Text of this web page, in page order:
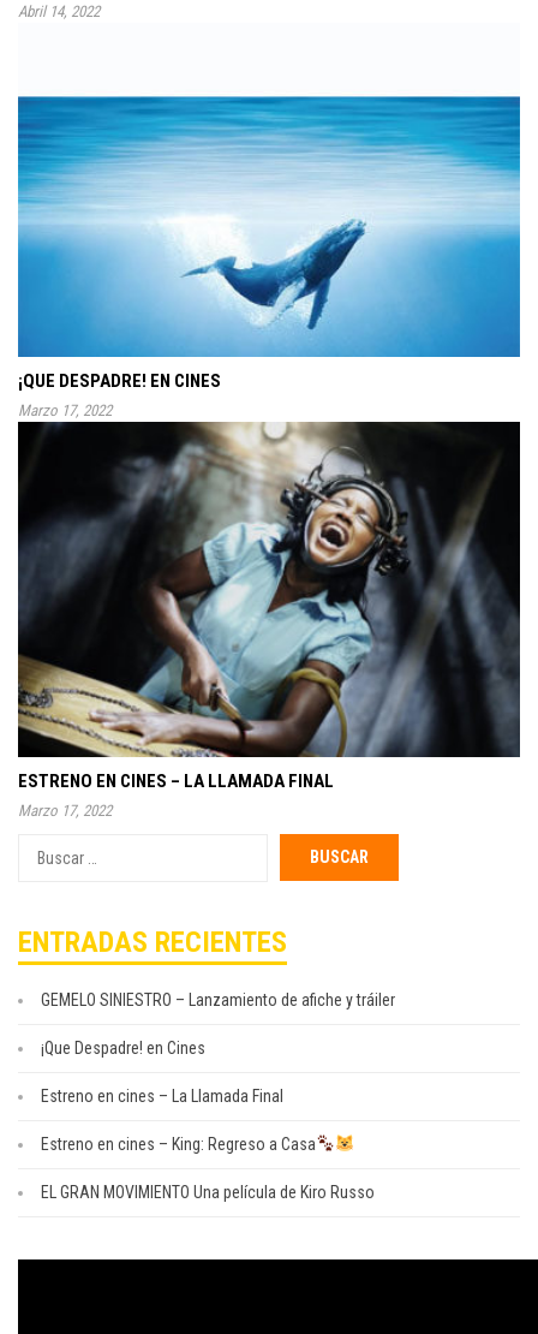
Abril 14, 2022
¡QUE DESPADRE! EN CINES
Marzo 17, 2022
ESTRENO EN CINES – LA LLAMADA FINAL
Marzo 17, 2022
por:
ENTRADAS RECIENTES
GEMELO SINIESTRO – Lanzamiento de afiche y tráiler
¡Que Despadre! en Cines
Estreno en cines – La Llamada Final
Estreno en cines – King: Regreso a Casa
EL GRAN MOVIMIENTO Una película de Kiro Russo